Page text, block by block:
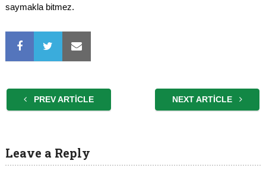
saymakla bitmez.
PREV ARTICLE NEXT ARTICLE
Leave a Reply